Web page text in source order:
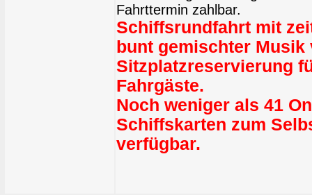
Fahrttermin zahlbar.
Schiffsrundfahrt mit
bunt gemischter Musik
Sitzplatzreservierung
Fahrgäste.
Noch weniger als 41
Schiffskarten zum
verfügbar.